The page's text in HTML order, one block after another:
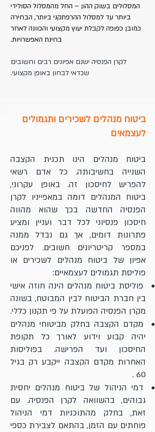
המסלולים בשוק ההון – החל מהמסלול הסולידי
ביותר עד למסלול ההרפתקני ביותר, הבחירה
כמובן כפופה לקבלת יעוץ מקצועי והכוונה לאחר
בחינת האפשרויות.
לקרן הפנסיה ישנם אפיונים רבים וחשובים
שכדאי לבחון באופן מקצועי.
ביטוח מנהלים לשכירים ותגמולים
לעצמאים
ביטוח מנהלים הינו תכנית הקצבה
השנייה בחשיבותה. כל אדם רשאי
להפריש לחיסכון זה. באופן עקרוני,
ביטוח המנהלים דומה במאפייניו לקרן
הפנסיה החדשה בכך שהוא מהווה
חיסכון פנסיוני לכל דבר ועניין ומציע
פתרונות דומים, אך גם נבדל ממנה
במספר קריטריונים חשובים. לפניכם
אפיון של ביטוח מנהלים לשכירים או
פוליסת תגמולים לעצמאיים:
פוליסת ביטוח מנהלים הינה חוזה אישי
בין חברת הביטוח לבין המבוטח, בשונה
מקרן הפנסיה הפועלת על פי תקנון כללי.
מקדם הקצבה בחלק מביטוחי מנהלים
יהיה קבוע וידוע לאורך כל תקופת
החיסכון ועד הפרישה. בפוליסות
האחרות מקדם הקצבה ייקבע רק בגיל
60 .
דמי הניהול של ביטוח מנהלים יחסית
גבוהים, בהשוואה לקרן הפנסיה. עם
זאת, בחלק מהתוכניות דמי הניהול
פוחתים עם הזמן, בהתאם לצבירת כספי